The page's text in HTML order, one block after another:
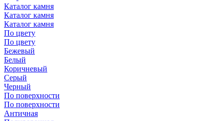
Каталог камня
Каталог камня
Каталог камня
По цвету
По цвету
Бежевый
Белый
Коричневый
Серый
Черный
По поверхности
По поверхности
Античная